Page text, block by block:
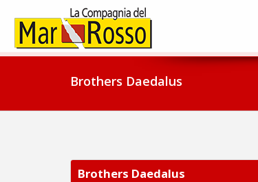
Brothers Daedalus
Brothers Daedalus